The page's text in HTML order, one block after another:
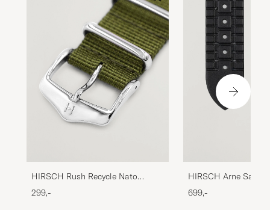
HIRSCH Rush Recycle Nato
Watch Strap Green
299,-
HIRSCH Arne
Performance Watch
699,-